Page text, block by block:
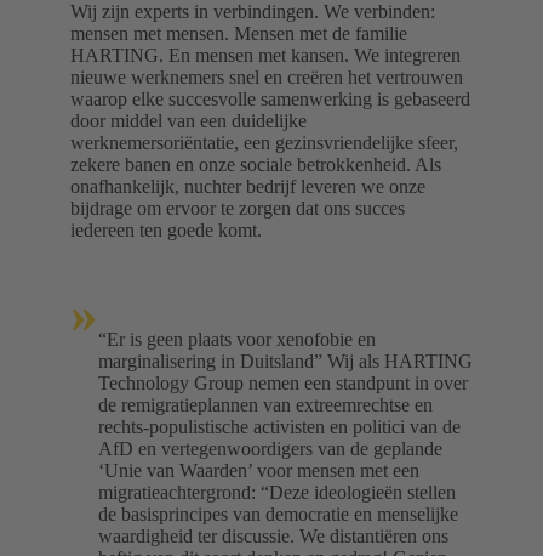
Wij zijn experts in verbindingen. We verbinden:
mensen met mensen. Mensen met de familie
HARTING. En mensen met kansen. We integreren
nieuwe werknemers snel en creëren het vertrouwen
waarop elke succesvolle samenwerking is gebaseerd
door middel van een duidelijke
werknemersoriëntatie, een gezinsvriendelijke sfeer,
zekere banen en onze sociale betrokkenheid. Als
onafhankelijk, nuchter bedrijf leveren we onze
bijdrage om ervoor te zorgen dat ons succes
iedereen ten goede komt.
» “Er is geen plaats voor xenofobie en
marginalisering in Duitsland” Wij als HARTING
Technology Group nemen een standpunt in over
de remigratieplannen van extreemrechtse en
rechts-populistische activisten en politici van de
AfD en vertegenwoordigers van de geplande
‘Unie van Waarden’ voor mensen met een
migratieachtergrond: “Deze ideologieën stellen
de basisprincipes van democratie en menselijke
waardigheid ter discussie. We distantiëren ons